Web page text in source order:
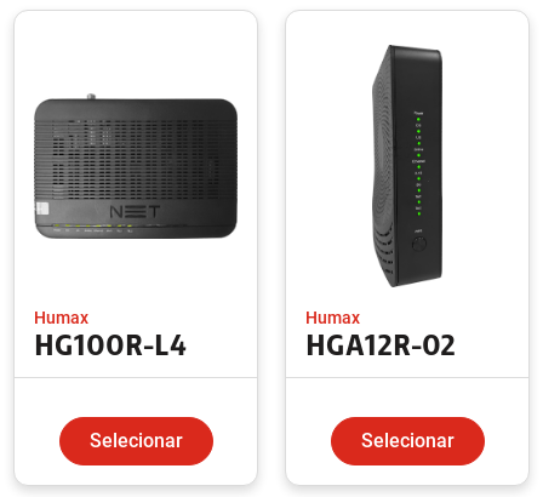
Humax
HG100R-L4
Selecionar
Humax
HGA12R-02
Selecionar